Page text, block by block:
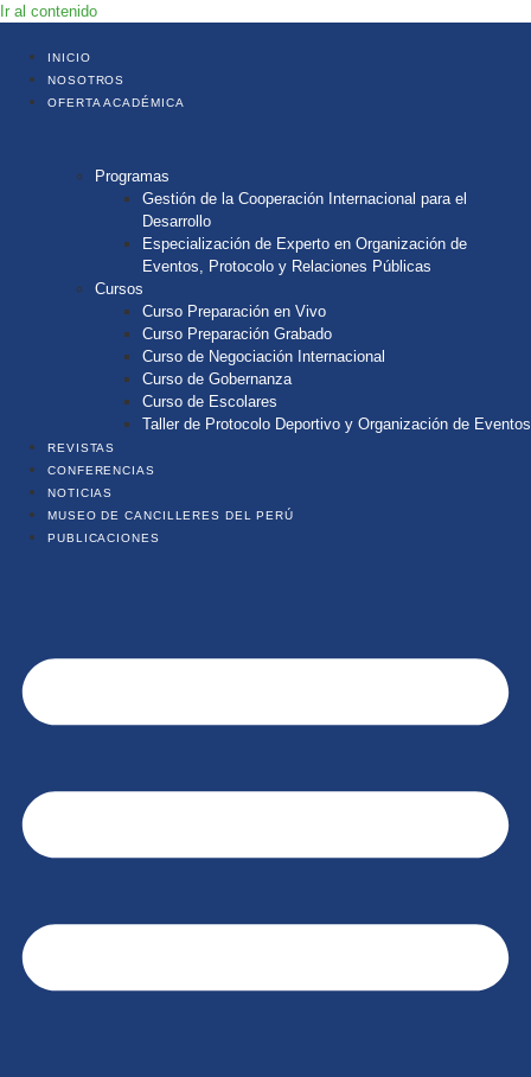
Ir al contenido
INICIO
NOSOTROS
OFERTA ACADÉMICA
Programas
Gestión de la Cooperación Internacional para el
Desarrollo
Especialización de Experto en Organización de
Eventos, Protocolo y Relaciones Públicas
Cursos
Curso Preparación en Vivo
Curso Preparación Grabado
Curso de Negociación Internacional
Curso de Gobernanza
Curso de Escolares
Taller de Protocolo Deportivo y Organización de Eventos
REVISTAS
CONFERENCIAS
NOTICIAS
MUSEO DE CANCILLERES DEL PERÚ
PUBLICACIONES